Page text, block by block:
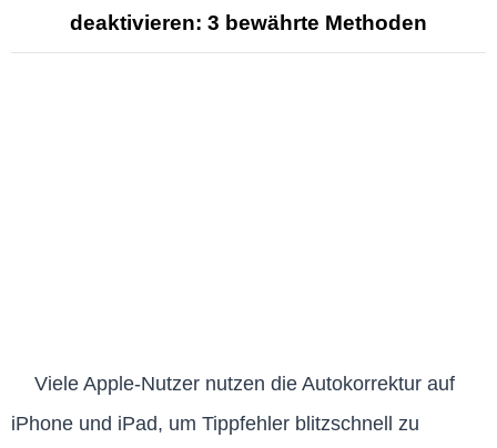
deaktivieren: 3 bewährte Methoden
Viele Apple-Nutzer nutzen die Autokorrektur auf
iPhone und iPad, um Tippfehler blitzschnell zu